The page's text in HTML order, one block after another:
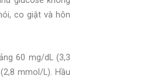
co giật và hôn
60 mg/dL (3,3
mmol/L). Hầu